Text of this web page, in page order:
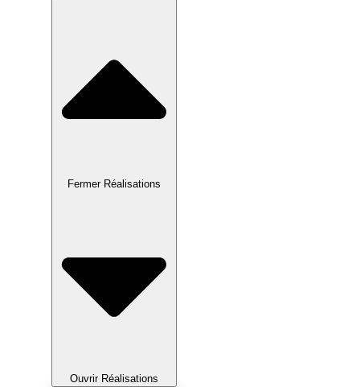
Fermer Réalisations
Ouvrir Réalisations